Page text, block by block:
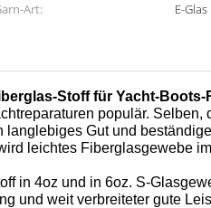
Art:
E-Glas
Stoff für Yacht-Boots-
populär.
Gut und
leichtes Fiberglasgewebe
in 4oz und in 6oz. S-
und weit verbreiteter gute